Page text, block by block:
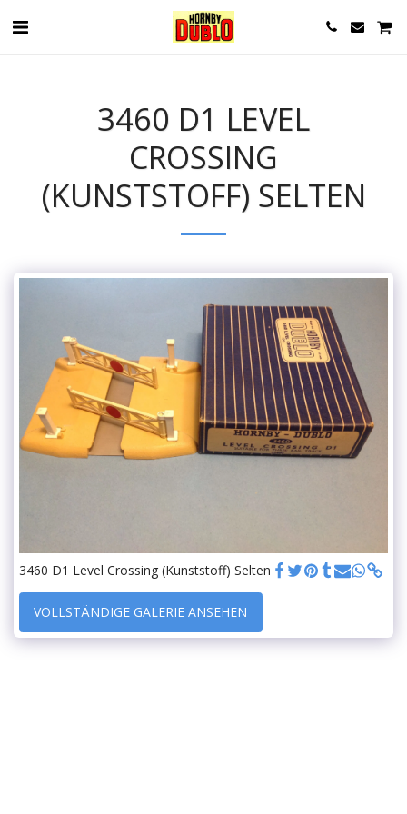
3460 D1 LEVEL
CROSSING
(KUNSTSTOFF) SELTEN
3460 D1 Level Crossing (Kunststoff) Selten
VOLLSTÄNDIGE GALERIE ANSEHEN